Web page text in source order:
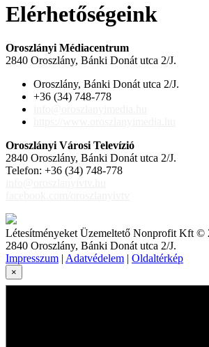
Elérhetőségeink
Oroszlányi Médiacentrum
2840 Oroszlány, Bánki Donát utca 2/J.
Oroszlány, Bánki Donát utca 2/J.
+36 (34) 748-778
Oroszlányi Városi Televízió
2840 Oroszlány, Bánki Donát utca 2/J.
Telefon: +36 (34) 748-778
Létesítményeket Üzemeltető Nonprofit Kft ©
2840 Oroszlány, Bánki Donát utca 2/J.
Impresszum | Adatvédelem | Oldaltérkép
×